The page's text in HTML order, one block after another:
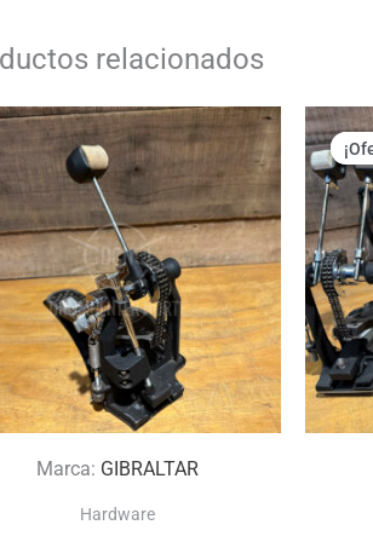
relacionados
Marca: GIBRALTAR
Hardware